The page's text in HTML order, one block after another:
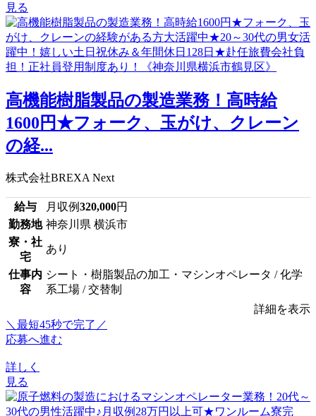
見る
高機能樹脂製品の製造業務！高時給
1600円★フォーク、玉がけ、クレーン
の経...
株式会社BREXA Next
給与 月収例320,000円
勤務地 神奈川県 横浜市
寮・社
宅
あり
仕事内
容
シート・樹脂製品の加工・マシンオペレータ / 化学
系工場 / 交替制
詳細を表示
＼最短45秒で完了／
応募へ進む
詳しく
見る